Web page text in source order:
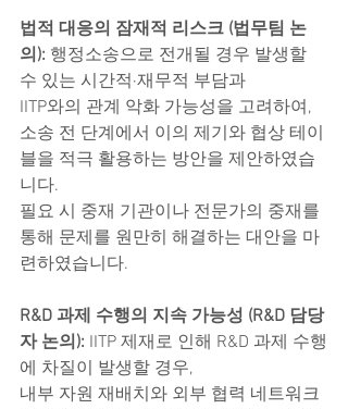
법적 대응의 잠재적 리스크 (법무팀 논
의): 행정소송으로 전개될 경우 발생할
수 있는 시간적·재무적 부담과
IITP와의 관계 악화 가능성을 고려하여,
소송 전 단계에서 이의 제기와 협상 테이
블을 적극 활용하는 방안을 제안하였습
니다.
필요 시 중재 기관이나 전문가의 중재를
통해 문제를 원만히 해결하는 대안을 마
련하였습니다.
R&D 과제 수행의 지속 가능성 (R&D 담당
자 논의): IITP 제재로 인해 R&D 과제 수행
에 차질이 발생할 경우,
내부 자원 재배치와 외부 협력 네트워크